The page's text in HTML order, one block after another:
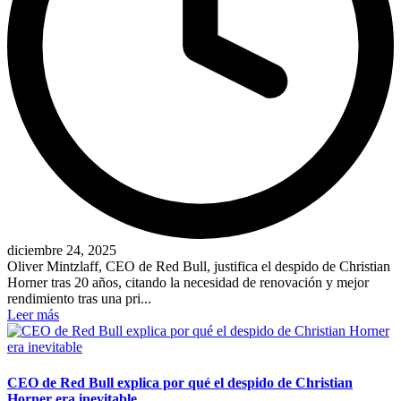
diciembre 24, 2025
Oliver Mintzlaff, CEO de Red Bull, justifica el despido de Christian
Horner tras 20 años, citando la necesidad de renovación y mejor
rendimiento tras una pri...
Leer más
CEO de Red Bull explica por qué el despido de Christian